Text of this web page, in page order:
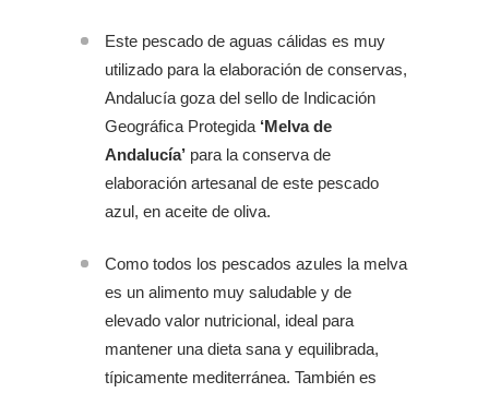
Este pescado de aguas cálidas es muy
utilizado para la elaboración de conservas,
Andalucía goza del sello de Indicación
Geográfica Protegida ‘Melva de
Andalucía’ para la conserva de
elaboración artesanal de este pescado
azul, en aceite de oliva.
Como todos los pescados azules la melva
es un alimento muy saludable y de
elevado valor nutricional, ideal para
mantener una dieta sana y equilibrada,
típicamente mediterránea. También es